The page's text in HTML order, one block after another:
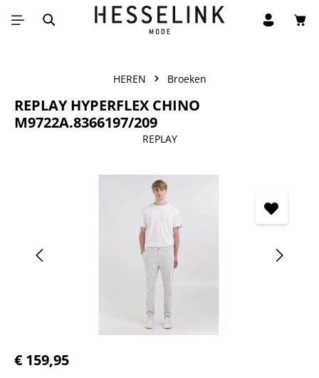
Ga naar de hoofdinhoud
HEREN Broeken
REPLAY HYPERFLEX CHINO
M9722A.8366197/209
REPLAY
Normale prijs:
€ 159,95